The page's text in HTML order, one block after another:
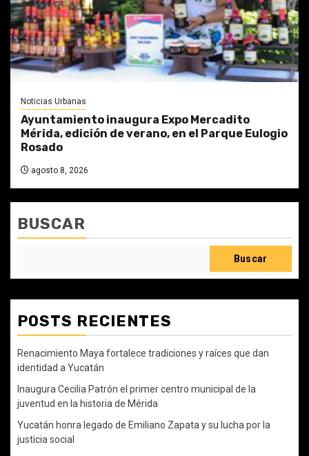
Noticias Urbanas
Ayuntamiento inaugura Expo Mercadito
Mérida, edición de verano, en el Parque Eulogio
Rosado
agosto 8, 2026
BUSCAR
Buscar
POSTS RECIENTES
Renacimiento Maya fortalece tradiciones y raíces que dan
identidad a Yucatán
Inaugura Cecilia Patrón el primer centro municipal de la
juventud en la historia de Mérida
Yucatán honra legado de Emiliano Zapata y su lucha por la
justicia social